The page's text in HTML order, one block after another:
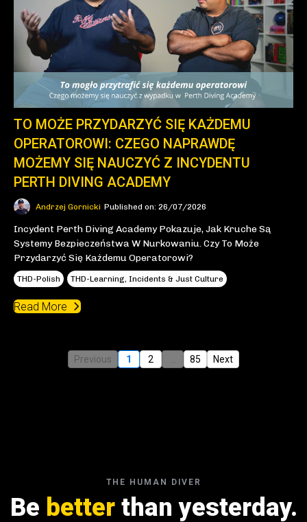
TO MOŻE PRZYDARZYĆ SIĘ KAŻDEMU
OPERATOROWI: CZEGO NAPRAWDĘ
MOŻEMY SIĘ NAUCZYĆ Z INCYDENTU
PERTH DIVING ACADEMY
Andrzej Gornicki Published on: 26/07/2026
Incydent Perth Diving Academy Pokazuje, Jak Kruche Są
Systemy Bezpieczeństwa W Nurkowaniu. Czy To Może
Przydarzyć Się Każdemu Operatorowi?
THD-Polish THD-Learning, Incidents & Just Culture
Read More
Previous 1 2 85 Next
THE HUMAN DIVER
Be better than yesterday.